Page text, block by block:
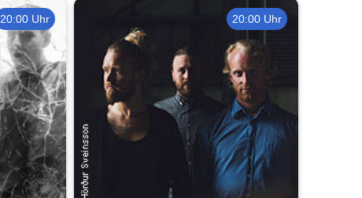
20:00 Uhr 20:00 Uhr